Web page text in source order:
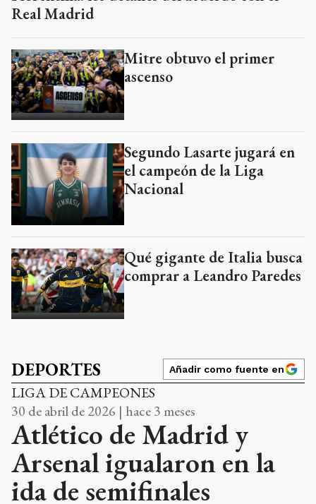
Real Madrid
Mitre obtuvo el primer
ascenso
Segundo Lasarte jugará en
el campeón de la Liga
Nacional
Qué gigante de Italia busca
comprar a Leandro Paredes
DEPORTES Añadir como fuente en
LIGA DE CAMPEONES
30 de abril de 2026 | hace 3 meses
Atlético de Madrid y
Arsenal igualaron en la
ida de semifinales